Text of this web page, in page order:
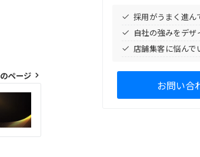
ページ
採用がうまく進ん
自社の強みをデザ
店舗集客に悩んで
お問い合